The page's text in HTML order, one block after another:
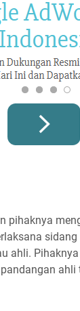
pihaknya
ahli. Pihaknya
ahli